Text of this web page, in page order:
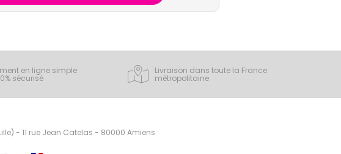
en ligne simple
sécurisé
Livraison dans toute la France
métropolitaine
- 11 rue Jean Catelas - 80000 Amiens